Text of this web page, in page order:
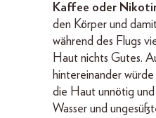
Kaffee oder
den Körper und
während des Flugs
Haut nichts Gutes.
hintereinander
die Haut unnötig und
Wasser und